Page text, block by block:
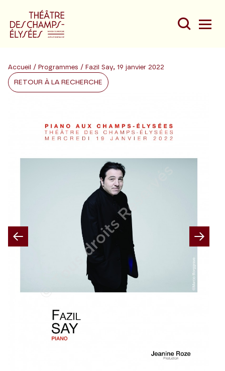
Accueil / Programmes / Fazil Say, 19 janvier 2022
RETOUR À LA RECHERCHE